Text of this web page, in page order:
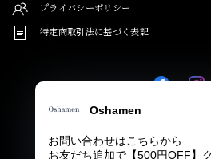
プライバシーポリシー
特定商取引法に基づく表記